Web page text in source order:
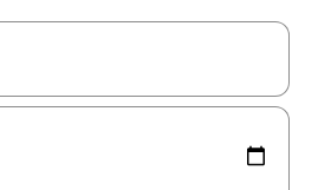
और डाउन 'ऐरो की' का इस्तेमाल करके नेविगेट